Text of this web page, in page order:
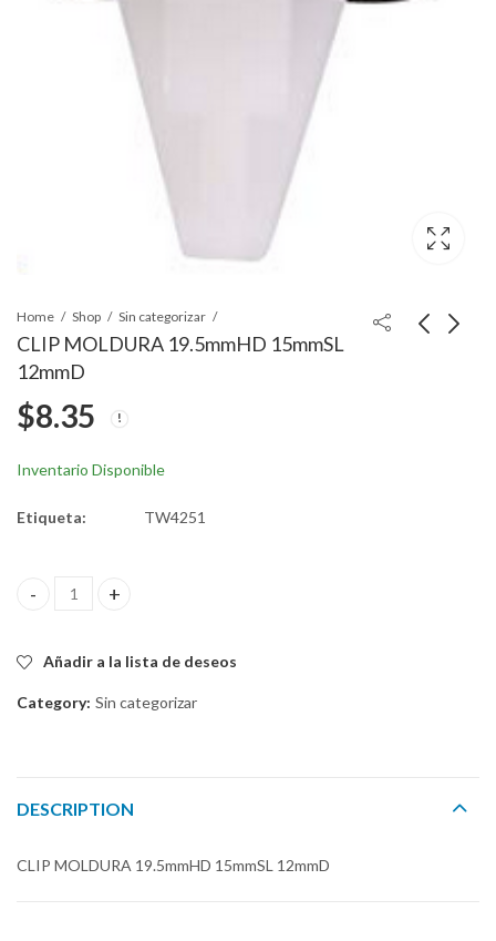
Home Shop Sin categorizar
CLIP MOLDURA 19.5mmHD 15mmSL
12mmD
$8.35
Inventario Disponible
Etiqueta: TW4251
CLIP MOLDURA 19.5mmHD 15mmSL 12mmD quantity
Añadir a la lista de deseos
Category: Sin categorizar
DESCRIPTION
CLIP MOLDURA 19.5mmHD 15mmSL 12mmD